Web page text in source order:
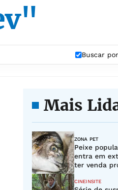
Buscar
Mais
ZONA PET
Peixe
entra em
ter venda
CINEINSITE